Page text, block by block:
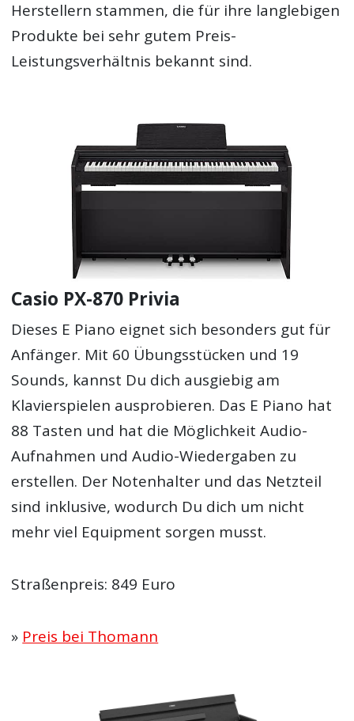
Herstellern stammen, die für ihre langlebigen
Produkte bei sehr gutem Preis-
Leistungsverhältnis bekannt sind.
Casio PX-870 Privia
Dieses E Piano eignet sich besonders gut für
Anfänger. Mit 60 Übungsstücken und 19
Sounds, kannst Du dich ausgiebig am
Klavierspielen ausprobieren. Das E Piano hat
88 Tasten und hat die Möglichkeit Audio-
Aufnahmen und Audio-Wiedergaben zu
erstellen. Der Notenhalter und das Netzteil
sind inklusive, wodurch Du dich um nicht
mehr viel Equipment sorgen musst.
Straßenpreis: 849 Euro
» Preis bei Thomann